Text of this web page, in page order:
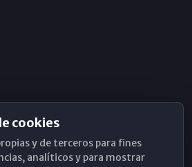
cookies
y de terceros para fines
analíticos y para mostrar